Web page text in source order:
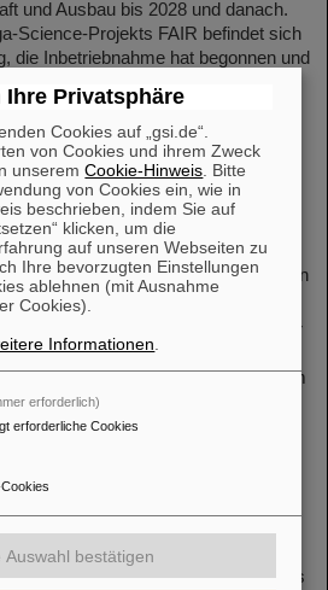
und Ausbau bis 2028 und danach.
Science-Projekts FAIR befindet sich
die Inbetriebnahme hat begonnen und
der ersten Ausbaustufe
für 2028 geplant. Die weiteren
jeweiligen Freigaben der
Partner und ermöglichen weitere
technologische Zugewinne. Die
betonte: „Eine zentrale
Forschung besteht in einem
über lange Zeiträume. FAIR wird
gebaut, sondern für die nächsten
die Spitzenforschung, aber auch für
Wettbewerbsfähigkeit am
FAIR-Forschung von Weltrang im
stärkt den
Auch der Wirtschafts- und
da FAIR in besonderem Maße
anzieht und Hightech für innovative
Medizin entwickelt.
Professor Thomas Nilsson,
Jörg Blaurock, betonten nach der
„FAIR ist ein Leuchtturmprojekt, das
Privatsphäre
Cookies auf „gsi.de“.
von Cookies und ihrem Zweck
unseremCookie-Hinweis . Bitte
von Cookies ein, wie in
beschrieben, indem Sie auf
klicken, um die
auf unseren Webseiten zu
Ihre bevorzugten Einstellungen
ablehnen (mit Ausnahme
Cookies).
Informationen
erforderlich)
erforderliche Cookies
Auswahl bestätigen